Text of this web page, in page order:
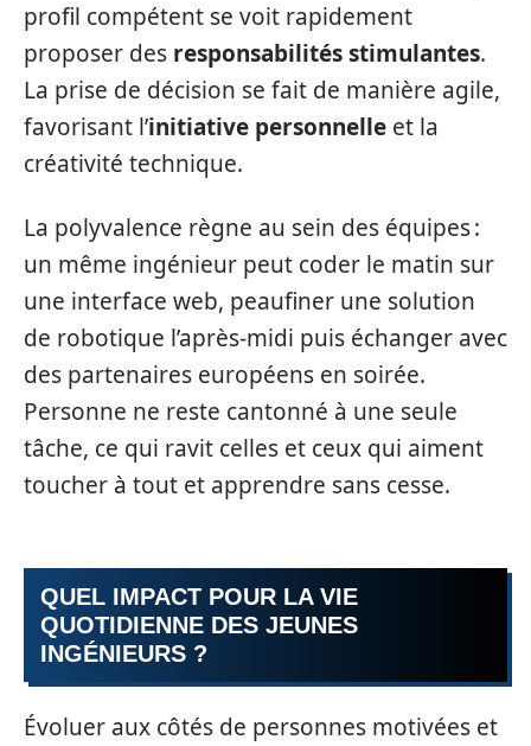
profil compétent se voit rapidement
proposer des responsabilités stimulantes.
La prise de décision se fait de manière agile,
favorisant l’initiative personnelle et la
créativité technique.
La polyvalence règne au sein des équipes :
un même ingénieur peut coder le matin sur
une interface web, peaufiner une solution
de robotique l’après-midi puis échanger avec
des partenaires européens en soirée.
Personne ne reste cantonné à une seule
tâche, ce qui ravit celles et ceux qui aiment
toucher à tout et apprendre sans cesse.
QUEL IMPACT POUR LA VIE
QUOTIDIENNE DES JEUNES
INGÉNIEURS ?
Évoluer aux côtés de personnes motivées et